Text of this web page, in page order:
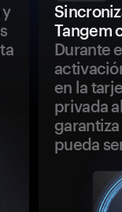
Tangem
Durante
en la
privada
pueda